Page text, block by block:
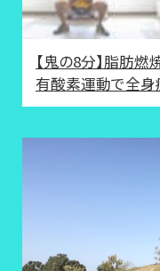
【鬼の8分】脂肪燃
有酸素運動で全身